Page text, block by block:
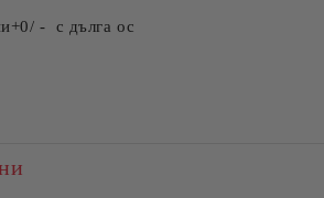
- с дълга ос